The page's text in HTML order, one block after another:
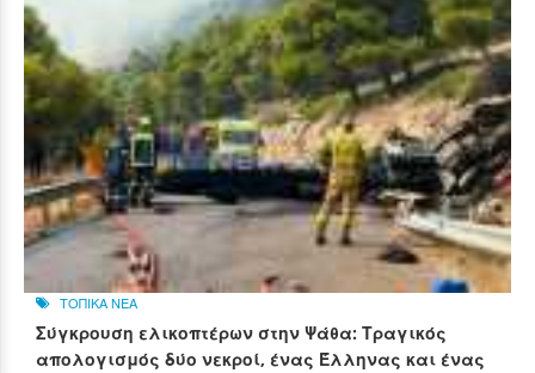
ΤΟΠΙΚΑ ΝΕΑ
Σύγκρουση ελικοπτέρων στην Ψάθα: Τραγικός
απολογισμός δύο νεκροί, ένας Έλληνας και ένας